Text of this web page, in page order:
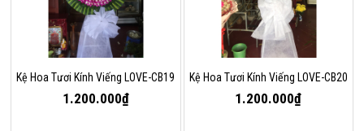
Kệ Hoa Tươi Kính Viếng LOVE-CB19
1.200.000₫
Kệ Hoa Tươi Kính Viếng LOVE-CB20
1.200.000₫